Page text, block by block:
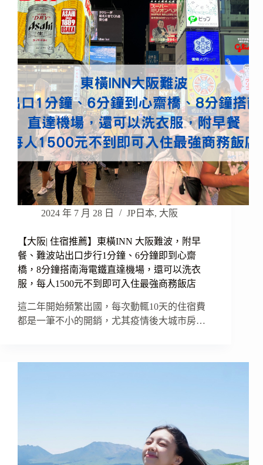
2024 年 7 月 28 日 JP日本, 大阪
【大阪| 住宿推薦】東橫INN 大阪難波，附早
餐、難波站出口步行1分鐘、6分鐘即到心齋
橋，8分鐘搭南海電鐵直達機場，還可以洗衣
服，每人1500元不到即可入住最強商務飯店
這二年開始頻繁出國，每次動輒10天的住宿費
都是一筆不小的開銷，尤其疫情後大城市房…